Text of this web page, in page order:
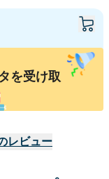
を受け取
レビュー